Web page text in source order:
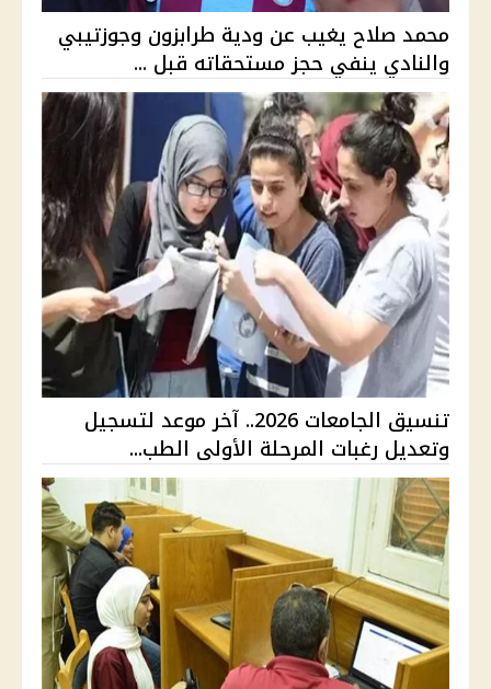
محمد صلاح يغيب عن ودية طرابزون وجوزتيبي
والنادي ينفي حجز مستحقاته قبل ...
تنسيق الجامعات 2026.. آخر موعد لتسجيل
وتعديل رغبات المرحلة الأولى الطب...